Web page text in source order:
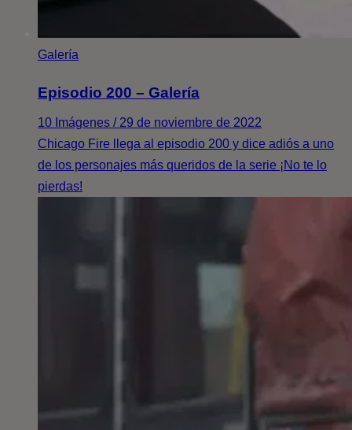
Galería
Episodio 200 – Galería
10 Imágenes / 29 de noviembre de 2022
Chicago Fire llega al episodio 200 y dice adiós a uno
de los personajes más queridos de la serie ¡No te lo
pierdas!